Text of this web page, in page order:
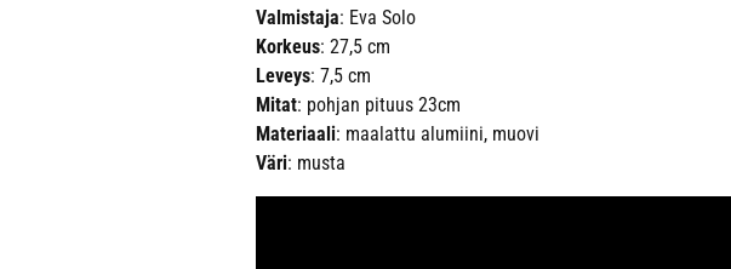
Valmistaja: Eva Solo
Korkeus: 27,5 cm
Leveys: 7,5 cm
Mitat: pohjan pituus 23cm
Materiaali: maalattu alumiini, muovi
Väri: musta